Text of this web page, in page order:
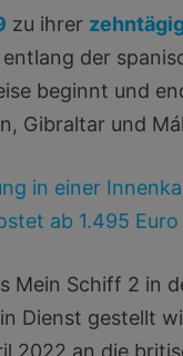
zu ihrer
der
beginnt und
Gibraltar und
in einer
ab 1.495
Schiff 2 in
Dienst gestellt
2022 an die